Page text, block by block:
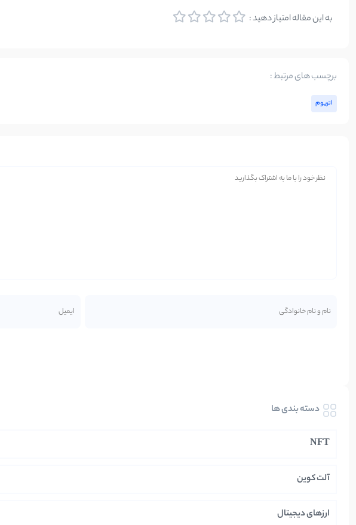
به این مقاله امتیاز دهید :
برچسب های مرتبط :
اتریوم
دسته بندی ها
NFT
آلت کوین
ارزهای دیجیتال